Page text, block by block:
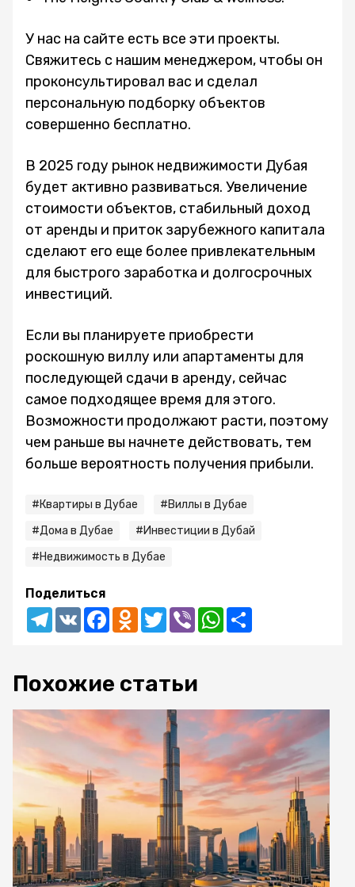
У нас на сайте есть все эти проекты.
Свяжитесь с нашим менеджером, чтобы он
проконсультировал вас и сделал
персональную подборку объектов
совершенно бесплатно.
В 2025 году рынок недвижимости Дубая
будет активно развиваться. Увеличение
стоимости объектов, стабильный доход
от аренды и приток зарубежного капитала
сделают его еще более привлекательным
для быстрого заработка и долгосрочных
инвестиций.
Если вы планируете приобрести
роскошную виллу или апартаменты для
последующей сдачи в аренду, сейчас
самое подходящее время для этого.
Возможности продолжают расти, поэтому
чем раньше вы начнете действовать, тем
больше вероятность получения прибыли.
#Квартиры в Дубае
#Виллы в Дубае
#Дома в Дубае
#Инвестиции в Дубай
#Недвижимость в Дубае
Поделиться
Telegram
VK FacebookOdnoklassniki
TwitterViber WhatsApp
Похожие статьи